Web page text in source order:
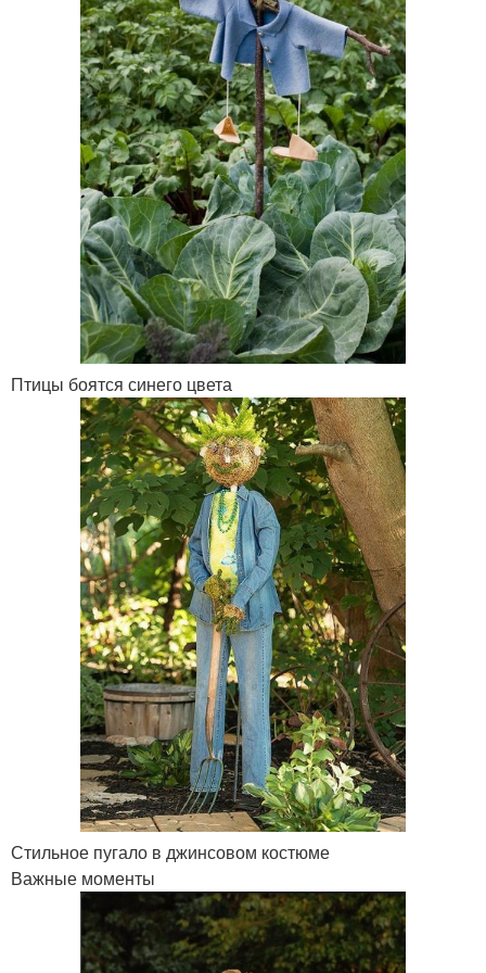
Птицы боятся синего цвета
Стильное пугало в джинсовом костюме
Важные моменты